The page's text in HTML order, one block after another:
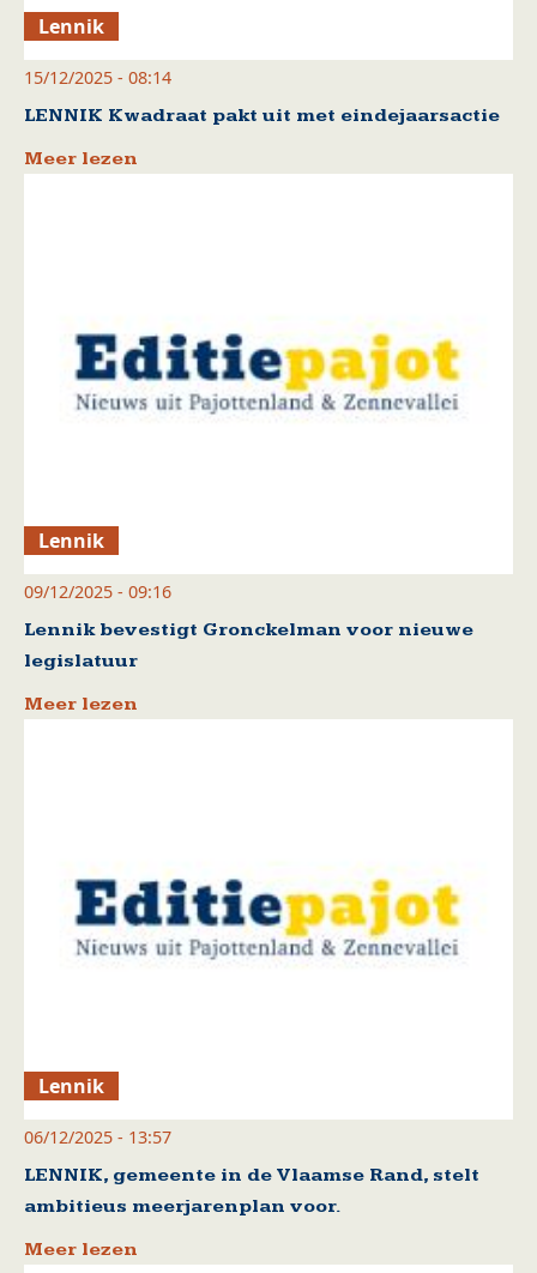
Lennik
15/12/2025 - 08:14
LENNIK Kwadraat pakt uit met eindejaarsactie
Meer lezen
Lennik
09/12/2025 - 09:16
Lennik bevestigt Gronckelman voor nieuwe
legislatuur
Meer lezen
Lennik
06/12/2025 - 13:57
LENNIK, gemeente in de Vlaamse Rand, stelt
ambitieus meerjarenplan voor.
Meer lezen